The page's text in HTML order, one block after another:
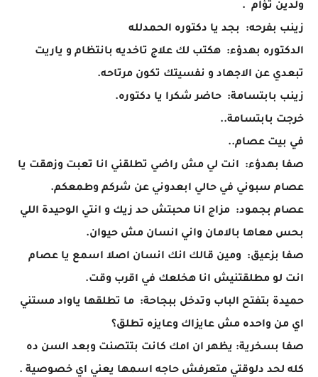
ولدين تؤام .
زينب بفرحه: بجد يا دكتوره الحمدلله
الدكتوره بهدؤء: هكتب لك علاج تاخديه بانتظام و ياريت
تبعدي عن الاجهاد و نفسيتك تكون مرتاحه.
زينب بابتسامة: حاضر شكرا يا دكتوره.
خرجت بابتسامة..
في بيت عصام..
صفا بهدؤء: انت لي مش راضي تطلقني انا تعبت وزهقت يا
عصام سبوني في حالي ابعدوني عن شركم وطمعكم.
عصام بجمود: مزاج انا محبتش حد زيك و انتي الوحيدة اللي
بحس معاها بالامان واني انسان مش حيوان.
صفا بزعيق: ومين قالك انك انسان اصلا اسمع يا عصام
انت لو مطلقتنيش انا هخلعك في اقرب وقت.
حميدة بتفتح الباب وتدخل ببجاحة: ما تطلقها ياواد مستني
اي من واحده مش عايزاك وعايزه تطلق؟
صفا بسخرية: يظهر ان امك كانت بتتصنت وبعد السن ده
كله لحد دلوقتي متعرفش حاجه اسمها يعني اي خصوصية .